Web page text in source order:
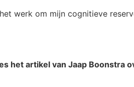
werk om mijn cognitieve
het artikel van Jaap Boonstra